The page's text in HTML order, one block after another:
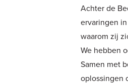
Achter de
ervaringen
waarom zij
We hebben
Samen met
oplossingen